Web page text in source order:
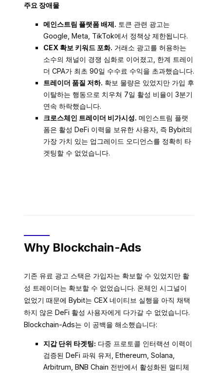
주요 장애물
메인스트림 플랫폼 배제. 토큰 관련 광고는
Google, Meta, TikTok에서 정책상 제한됩니다.
CEX 확보 키워드 포화. 거래소 광고를 허용하는
소수의 채널이 경쟁 심화로 이어졌고, 한계 트레이
더 CPA가 최초 90일 수수료 수익을 초과했습니다.
트레이더 품질 저하. 확보 물량은 있었지만 가입 후
이탈하는 행동으로 치우쳐 7일 활성 비율이 3분기
연속 하락했습니다.
크로스체인 트레이더 비가시성. 메인스트림 플랫
폼은 활성 DeFi 이력을 보유한 사용자, 즉 Bybit의
가장 가치 있는 업그레이드 오디언스를 정확히 타
겟팅할 수 없었습니다.
Why Blockchain-Ads
기존 유료 광고 스택은 가입자는 확보할 수 있었지만 활
성 트레이더는 확보할 수 없었습니다. 온체인 시그널이
없었기 때문에 Bybit는 CEX 네이티브 실행을 아직 채택
하지 않은 DeFi 활성 사용자에게 다가갈 수 없었습니다.
Blockchain-Ads는 이 공백을 해소했습니다:
지갑 단위 타겟팅: 다중 프로토콜 인터랙션 이력이
검증된 DeFi 파워 유저, Ethereum, Solana,
Arbitrum, BNB Chain 전반에서 활성화된 멀티체